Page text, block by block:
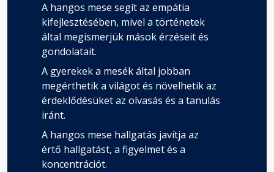
A hangos mese segít az empátia
kifejlesztésében, mivel a történetek
által megismerjük mások érzéseit és
gondolatait.
A gyerekek a mesék által jobban
megérthetik a világot és növelhetik az
érdeklődésüket az olvasás és a tanulás
iránt.
A hangos mese hallgatás javítja az
értő hallgatást, a figyelmet és a
koncentrációt.